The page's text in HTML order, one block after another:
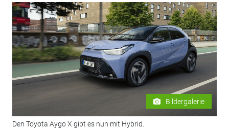
Bildergalerie
Den Toyota Aygo X gibt es nun mit Hybrid.